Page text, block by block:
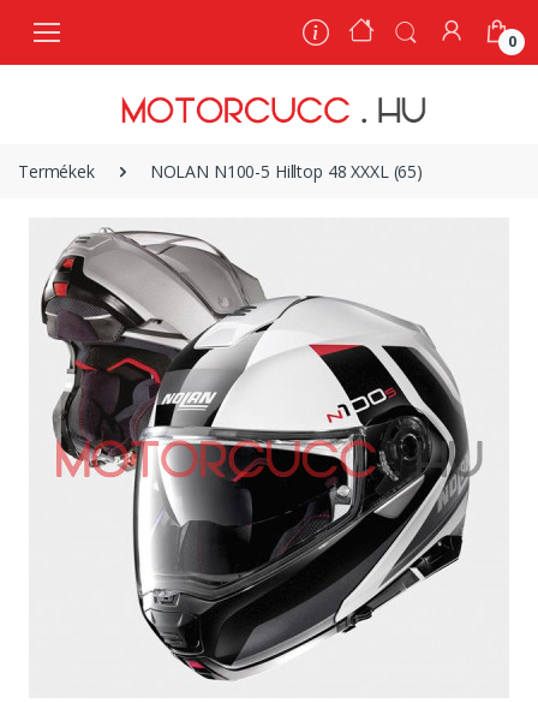
0
Termékek NOLAN N100-5 Hilltop 48 XXXL (65)
0